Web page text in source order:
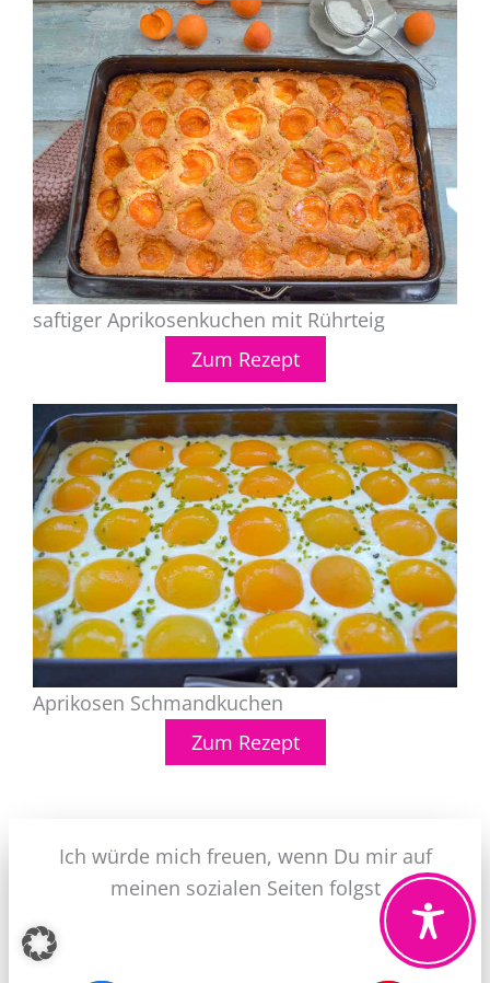
saftiger Aprikosenkuchen mit Rührteig
Zum Rezept
Aprikosen Schmandkuchen
Zum Rezept
Ich würde mich freuen, wenn Du mir auf
meinen sozialen Seiten folgst